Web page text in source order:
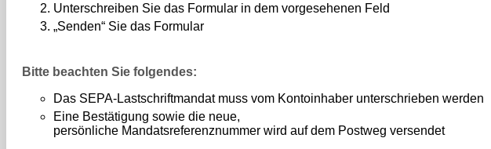
Unterschreiben Sie das Formular in dem vorgesehenen Feld
„Senden“ Sie das Formular
Bitte beachten Sie folgendes:
Das SEPA-Lastschriftmandat muss vom Kontoinhaber unterschrieben werden
Eine Bestätigung sowie die neue,
persönliche Mandatsreferenznummer wird auf dem Postweg versendet